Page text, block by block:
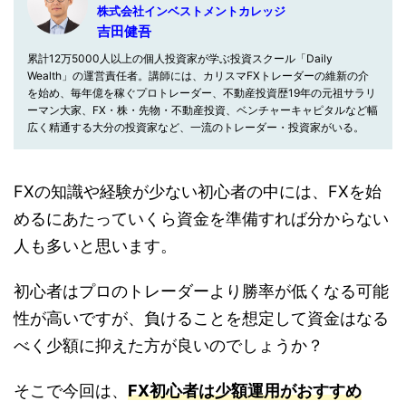
株式会社インベストメントカレッジ
吉田健吾
累計12万5000人以上の個人投資家が学ぶ投資スクール「Daily
Wealth」の運営責任者。講師には、カリスマFXトレーダーの維新の介
を始め、毎年億を稼ぐプロトレーダー、不動産投資歴19年の元祖サラリ
ーマン大家、FX・株・先物・不動産投資、ベンチャーキャピタルなど幅
広く精通する大分の投資家など、一流のトレーダー・投資家がいる。
FXの知識や経験が少ない初心者の中には、FXを始
めるにあたっていくら資金を準備すれば分からない
人も多いと思います。
初心者はプロのトレーダーより勝率が低くなる可能
性が高いですが、負けることを想定して資金はなる
べく少額に抑えた方が良いのでしょうか？
そこで今回は、 FX初心者は少額運用がおすすめ